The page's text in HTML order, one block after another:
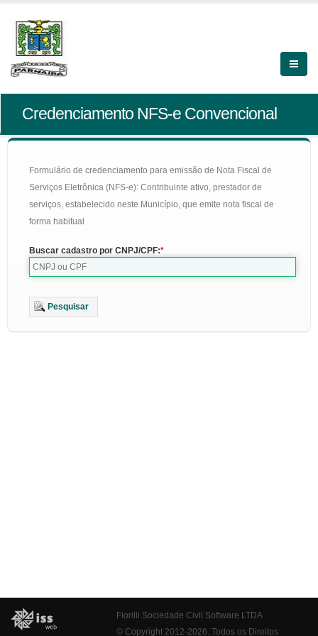
Credenciamento NFS-e Convencional
Formulário de credenciamento para emissão de Nota Fiscal de
Serviços Eletrônica (NFS-e): Contribuinte ativo, prestador de
serviços, estabelecido neste Município, que emite nota fiscal de
forma habitual
Buscar cadastro por CNPJ/CPF:
Pesquisar
Fiorilli Sociedade Civil Software LTDA
© Copyright 2012-2026. Todos os Direitos